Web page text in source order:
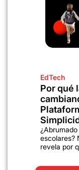
EdTech
Por qué
escolares?
revela por